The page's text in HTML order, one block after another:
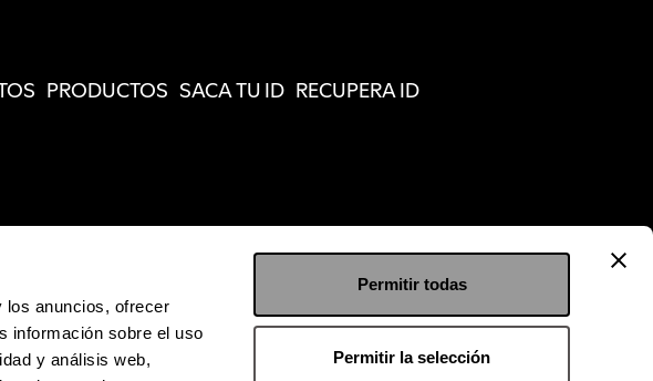
los anuncios, ofrecer
información sobre el uso
y análisis web,
Permitir todas
Permitir la selección
PRODUCTOS SACA TU ID RECUPERA ID